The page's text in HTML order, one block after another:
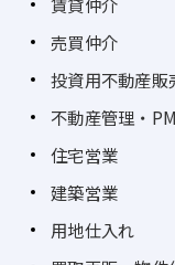
賃貸仲介
売買仲介
投資用不動産販
不動産管理・
住宅営業
建築営業
用地仕入れ